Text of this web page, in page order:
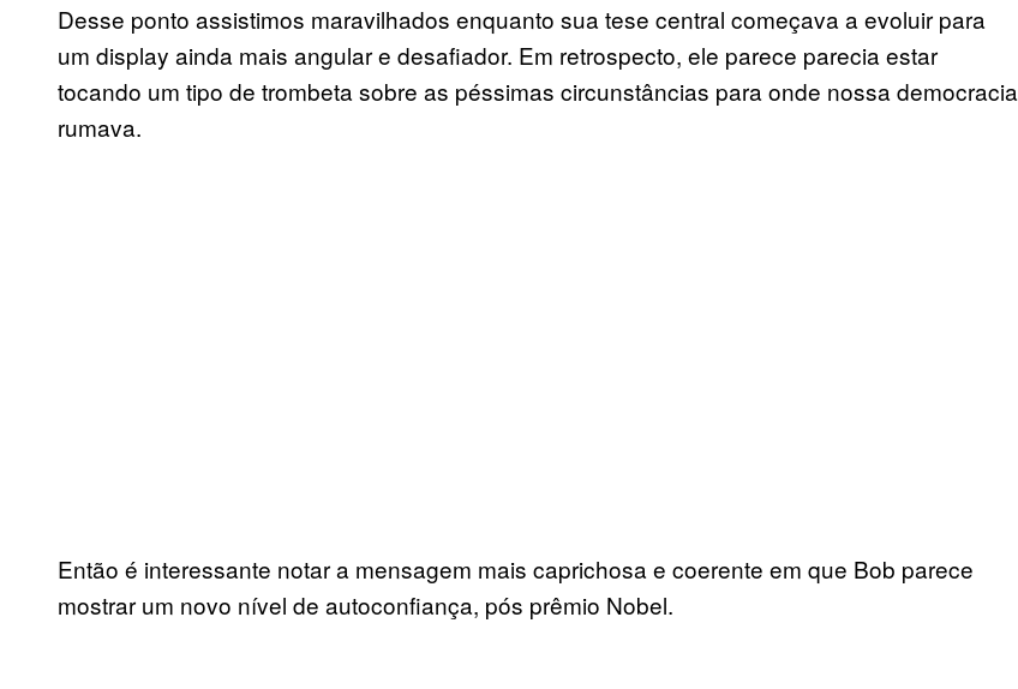
Desse ponto assistimos maravilhados enquanto sua tese central começava a evoluir para
um display ainda mais angular e desafiador. Em retrospecto, ele parece parecia estar
tocando um tipo de trombeta sobre as péssimas circunstâncias para onde nossa democracia
rumava.
Então é interessante notar a mensagem mais caprichosa e coerente em que Bob parece
mostrar um novo nível de autoconfiança, pós prêmio Nobel.